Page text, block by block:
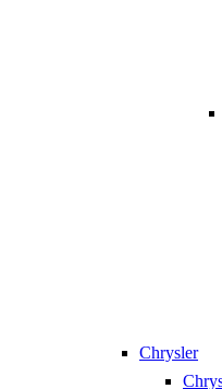
Chrysler